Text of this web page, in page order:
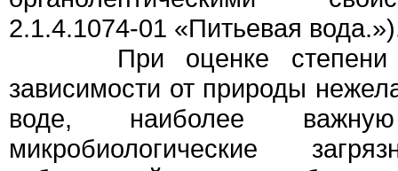
2.1.4.1074-01 «Питьевая
При оценке степени
зависимости от природы
воде, наиболее
микробиологические